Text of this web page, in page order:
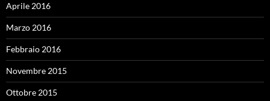
Aprile 2016
Marzo 2016
Febbraio 2016
Novembre 2015
Ottobre 2015